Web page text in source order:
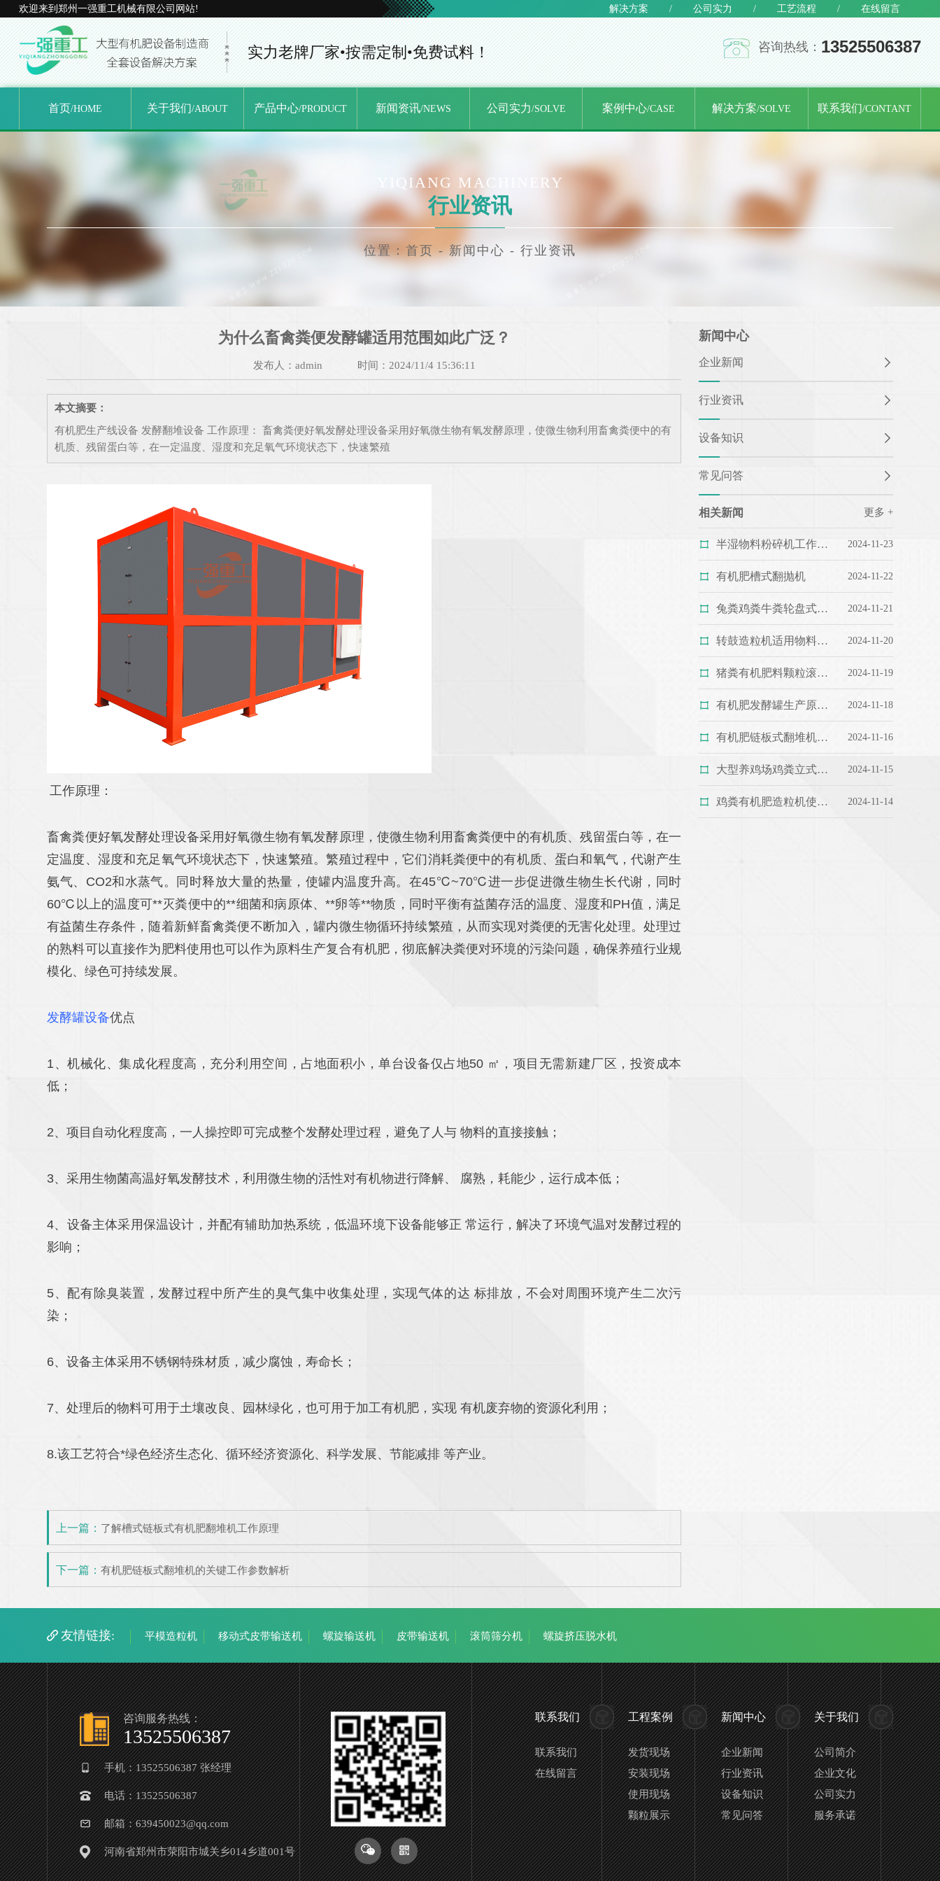
解决方案 / 公司实力 / 工艺流程 / 在线留言
欢迎来到郑州一强重工机械有限公司网站!
咨询热线：13525506387
实力老牌厂家•按需定制•免费试料！
首页/HOME 关于我们/ABOUT 产品中心/PRODUCT 新闻资讯/NEWS 公司实力/SOLVE 案例中心/CASE 解决方案/SOLVE 联系我们/CONTANT
YIQIANG MACHINERY
行业资讯
位置： 首页-新闻中心 - 行业资讯
新闻中心
企业新闻
行业资讯
设备知识
常见问答
相关新闻 更多 +
半湿物料粉碎机工作原理和结构 2024-11-23
有机肥槽式翻抛机 2024-11-22
兔粪鸡粪牛粪轮盘式发酵翻抛机 2024-11-21
转鼓造粒机适用物料详解 2024-11-20
猪粪有机肥料颗粒滚筒筛分机性能特 2024-11-19
有机肥发酵罐生产原理和特点 2024-11-18
有机肥链板式翻堆机的关键工作参数 2024-11-16
大型养鸡场鸡粪立式粉碎机特点和优 2024-11-15
鸡粪有机肥造粒机使用寿命及日常保 2024-11-14
为什么畜禽粪便发酵罐适用范围如此广泛？
发布人：admin 时间：2024/11/4 15:36:11
本文摘要：
有机肥生产线设备 发酵翻堆设备 工作原理： 畜禽粪便好氧发酵处理设备采用好氧微生物有氧发酵原理，使微生物利用畜禽粪便中的有
机质、残留蛋白等，在一定温度、湿度和充足氧气环境状态下，快速繁殖
工作原理：
畜禽粪便好氧发酵处理设备采用好氧微生物有氧发酵原理，使微生物利用畜禽粪便中的有机质、残留蛋白等，在一
定温度、湿度和充足氧气环境状态下，快速繁殖。繁殖过程中，它们消耗粪便中的有机质、蛋白和氧气，代谢产生
氨气、CO2和水蒸气。同时释放大量的热量，使罐内温度升高。在45℃~70℃进一步促进微生物生长代谢，同时
60℃以上的温度可**灭粪便中的**细菌和病原体、**卵等**物质，同时平衡有益菌存活的温度、湿度和PH值，满足
有益菌生存条件，随着新鲜畜禽粪便不断加入，罐内微生物循环持续繁殖，从而实现对粪便的无害化处理。处理过
的熟料可以直接作为肥料使用也可以作为原料生产复合有机肥，彻底解决粪便对环境的污染问题，确保养殖行业规
模化、绿色可持续发展。
发酵罐设备优点
1、机械化、集成化程度高，充分利用空间，占地面积小，单台设备仅占地50 ㎡，项目无需新建厂区，投资成本
低；
2、项目自动化程度高，一人操控即可完成整个发酵处理过程，避免了人与 物料的直接接触；
3、采用生物菌高温好氧发酵技术，利用微生物的活性对有机物进行降解、 腐熟，耗能少，运行成本低；
4、设备主体采用保温设计，并配有辅助加热系统，低温环境下设备能够正 常运行，解决了环境气温对发酵过程的
影响；
5、配有除臭装置，发酵过程中所产生的臭气集中收集处理，实现气体的达 标排放，不会对周围环境产生二次污
染；
6、设备主体采用不锈钢特殊材质，减少腐蚀，寿命长；
7、处理后的物料可用于土壤改良、园林绿化，也可用于加工有机肥，实现 有机废弃物的资源化利用；
8.该工艺符合*绿色经济生态化、循环经济资源化、科学发展、节能减排 等产业。
上一篇： 了解槽式链板式有机肥翻堆机工作原理
下一篇：有机肥链板式翻堆机的关键工作参数解析
友情链接: 平模造粒机 移动式皮带输送机 螺旋输送机 皮带输送机 滚筒筛分机 螺旋挤压脱水机
大型挤压式脱水机 离心式脱水机
申请友情链接入口+
关于我们
公司简介
企业文化
公司实力
服务承诺
新闻中心
企业新闻
行业资讯
设备知识
常见问答
工程案例
发货现场
安装现场
使用现场
颗粒展示
联系我们
联系我们
在线留言
咨询服务热线：
13525506387
手机：13525506387 张经理
电话：13525506387
邮箱：639450023@qq.com
河南省郑州市荥阳市城关乡014乡道001号